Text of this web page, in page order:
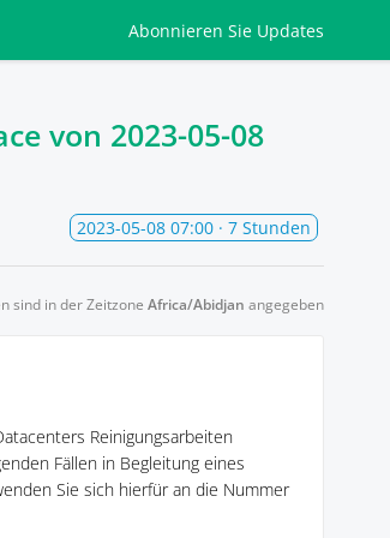
Abonnieren Sie Updates
von 2023-05-08
2023-05-08 07:00 · 7 Stunden
sind in der Zeitzone Africa/Abidjan angegeben
Reinigungsarbeiten
Fällen in Begleitung eines
Sie sich hierfür an die Nummer